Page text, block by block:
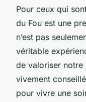
Pour ceux qui
du Fou est une
n’est pas
véritable
de valoriser
vivement
pour vivre une